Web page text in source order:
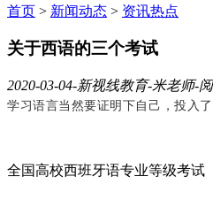
首页 > 新闻动态 > 资讯热点
关于西语的三个考试
2020-03-04-新视线教育-米老师-阅
学习语言当然要证明下自己，投入
全国高校西班牙语专业等级考试